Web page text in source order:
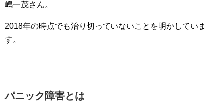
嶋一茂さん。
2018年の時点でも治り切っていないことを明かしていま
す。
パニック障害とは